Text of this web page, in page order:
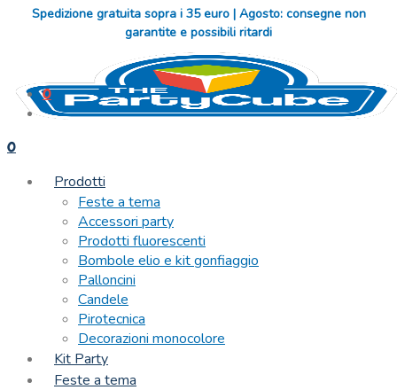
Spedizione gratuita sopra i 35 euro | Agosto: consegne non
garantite e possibili ritardi
0
0
Prodotti
Feste a tema
Accessori party
Prodotti fluorescenti
Bombole elio e kit gonfiaggio
Palloncini
Candele
Pirotecnica
Decorazioni monocolore
Kit Party
Feste a tema